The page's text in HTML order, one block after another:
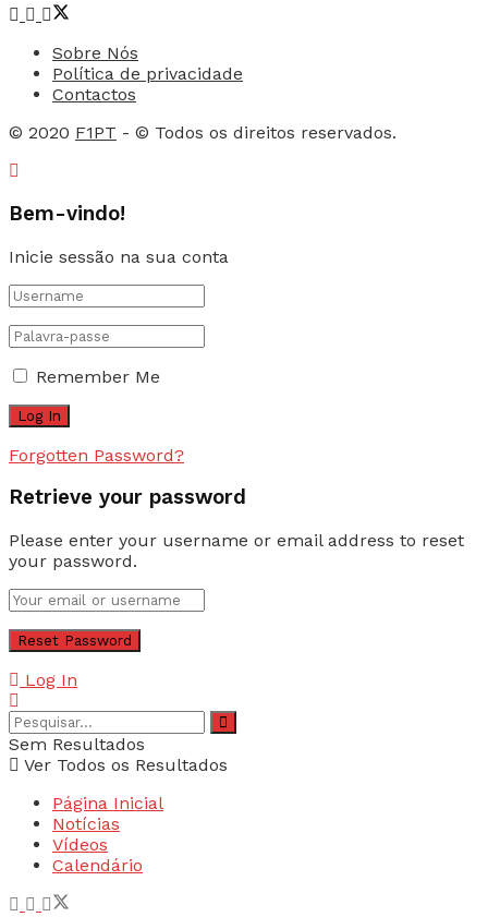
Sobre Nós
Política de privacidade
Contactos
© 2020 F1PT - © Todos os direitos reservados.
Bem-vindo!
Inicie sessão na sua conta
Remember Me
Forgotten Password?
Retrieve your password
Please enter your username or email address to reset
your password.
Log In
Sem Resultados
Ver Todos os Resultados
Página Inicial
Notícias
Vídeos
Calendário